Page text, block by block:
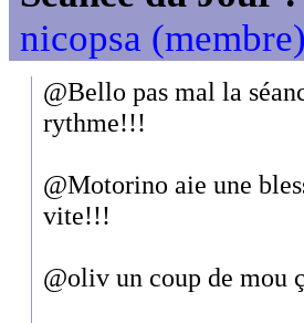
nicopsa (membre)
@Bello pas mal la
rythme!!!
@Motorino aie une
vite!!!
@oliv un coup de mou